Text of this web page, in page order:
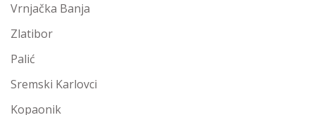
Vrnjačka Banja
Zlatibor
Palić
Sremski Karlovci
Kopaonik